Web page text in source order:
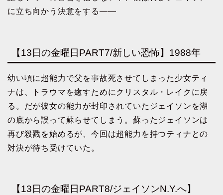
に立ち向かう決意をする――
【13日の金曜日PART7/新しい恐怖】1988年
幼い頃に超能力で父を事故死させてしまった少女ティ
ナは、トラウマを癒すためにクリスタル・レイクに戻
る。だが彼女の能力が封印されていたジェイソンを湖
の底から誤って蘇らせてしまう。蘇ったジェイソンは
再び殺戮を始めるが、今回は超能力を持つティナとの
対決が待ち受けていた。
【13日の金曜日PART8/ジェイソンN.Y.へ】